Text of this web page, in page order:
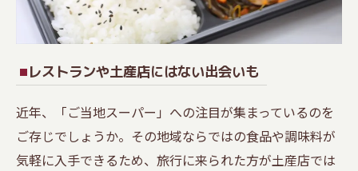
レストランや土産店にはない出会いも
近年、「ご当地スーパー」への注目が集まっているのを
ご存じでしょうか。その地域ならではの食品や調味料が
気軽に入手できるため、旅行に来られた方が土産店では